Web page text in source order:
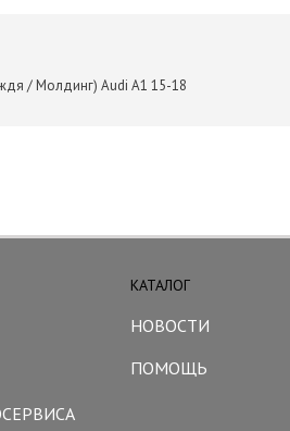
/ Молдинг) Audi A1 15-18
КАТАЛОГ
НОВОСТИ
ПОМОЩЬ